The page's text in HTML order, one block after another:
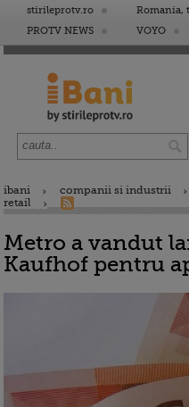
stirileprotv.ro Romania,
PROTV NEWS
VOYO
ibani
companii si industrii
retail
Metro a vandut
Kaufhof pentru